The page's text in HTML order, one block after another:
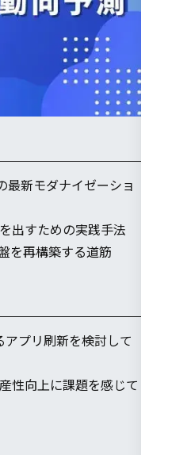
最新モダナイゼーショ
出すための実践手法
を再構築する道筋
アプリ刷新を検討して
性向上に課題を感じて